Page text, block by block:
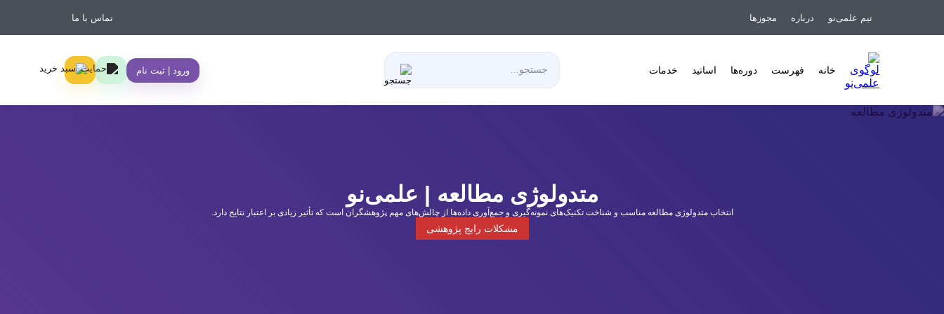
تیم علمی‌نو درباره مجوزها تماس با ما
خانه فهرست دوره‌ها اساتید خدمات ورود | ثبت نام
متدولوژی مطالعه | علمی‌نو
انتخاب متدولوژی مطالعه مناسب و شناخت تکنیک‌های نمونه‌گیری و جمع‌آوری داده‌ها از چالش‌های مهم پژوهشگران است که تأثیر زیادی بر اعتبار نتایج دارد.
مشکلات رایج پژوهشی